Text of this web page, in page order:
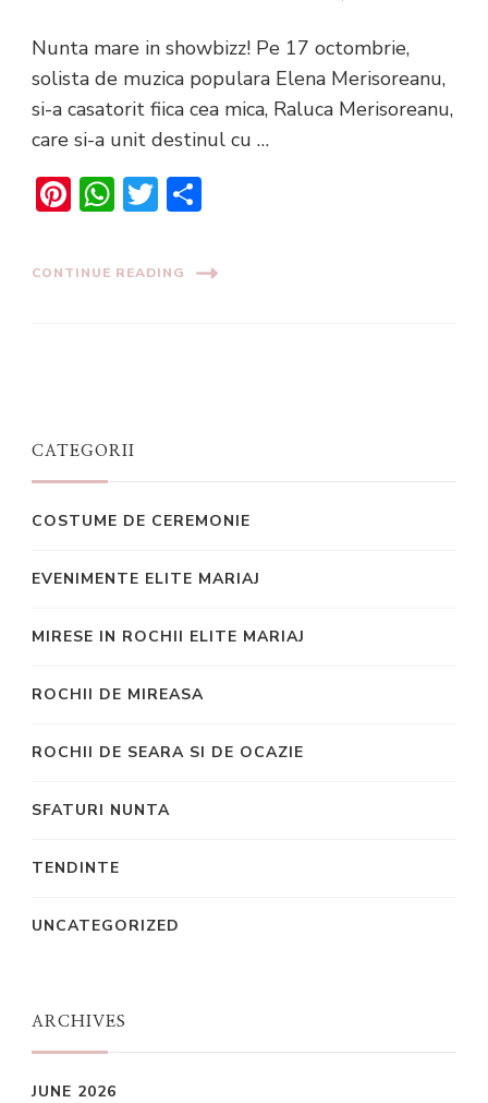
Nunta mare in showbizz! Pe 17 octombrie,
solista de muzica populara Elena Merisoreanu,
si-a casatorit fiica cea mica, Raluca Merisoreanu,
care si-a unit destinul cu …
Pinterest
WhatsApp
Twitter
CONTINUE READING
CATEGORII
COSTUME DE CEREMONIE
EVENIMENTE ELITE MARIAJ
MIRESE IN ROCHII ELITE MARIAJ
ROCHII DE MIREASA
ROCHII DE SEARA SI DE OCAZIE
SFATURI NUNTA
TENDINTE
UNCATEGORIZED
ARCHIVES
JUNE 2026